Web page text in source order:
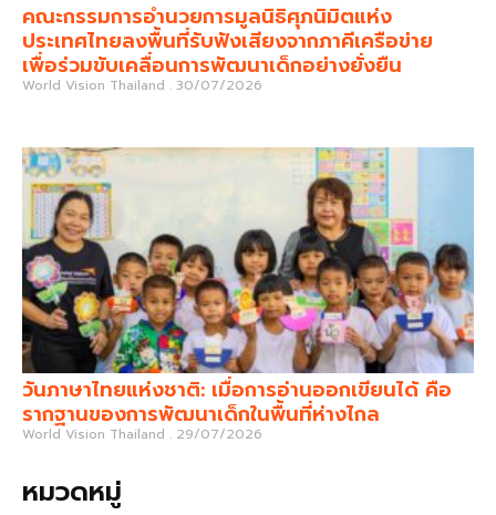
คณะกรรมการอำนวยการมูลนิธิศุภนิมิตแห่ง
ประเทศไทยลงพื้นที่รับฟังเสียงจากภาคีเครือข่าย
เพื่อร่วมขับเคลื่อนการพัฒนาเด็กอย่างยั่งยืน
World Vision Thailand 30/07/2026
วันภาษาไทยแห่งชาติ: เมื่อการอ่านออกเขียนได้ คือ
รากฐานของการพัฒนาเด็กในพื้นที่ห่างไกล
World Vision Thailand 29/07/2026
หมวดหมู่